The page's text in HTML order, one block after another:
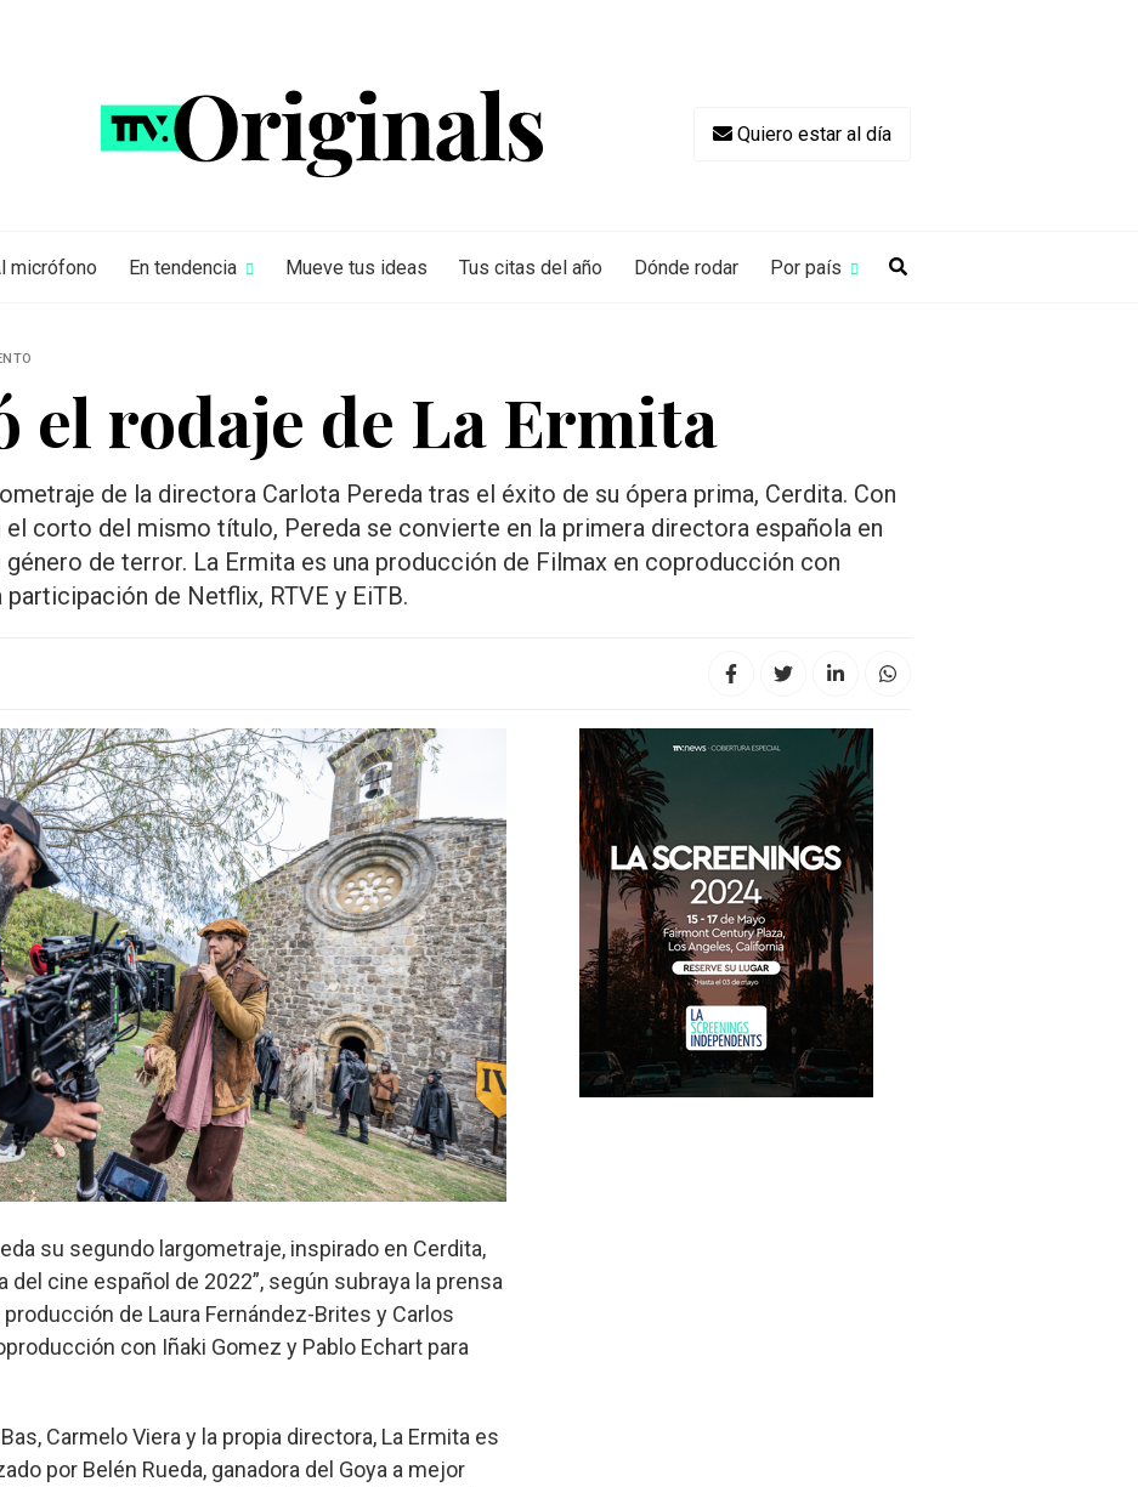
Quiero estar al día
micrófono En tendencia Mueve tus ideas Tus citas del año Dónde rodar Por país
el rodaje de La Ermita
de la directora Carlota Pereda tras el éxito de su ópera prima, Cerdita. Con
el corto del mismo título, Pereda se convierte en la primera directora española en
de terror. La Ermita es una producción de Filmax en coproducción con
de Netflix, RTVE y EiTB.
su segundo largometraje, inspirado en Cerdita,
del cine español de 2022”, según subraya la prensa
de Laura Fernández-Brites y Carlos
con Iñaki Gomez y Pablo Echart para
Carmelo Viera y la propia directora, La Ermita es
por Belén Rueda, ganadora del Goya a mejor